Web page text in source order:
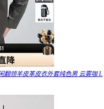
翻领羊皮革皮衣外套纯色男 云雾咖 L